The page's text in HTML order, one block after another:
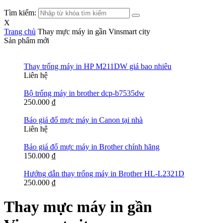
Tìm kiếm:
X
Trang chủ Thay mực máy in gần Vinsmart city
Sản phẩm mới
Thay trống máy in HP M211DW giá bao nhiêu
Liên hệ
Bộ trống máy in brother dcp-b7535dw
250.000 ₫
Báo giá đổ mực máy in Canon tại nhà
Liên hệ
Báo giá đổ mực máy in Brother chính hãng
150.000 ₫
Hướng dẫn thay trống máy in Brother HL-L2321D
250.000 ₫
Thay mực máy in gần